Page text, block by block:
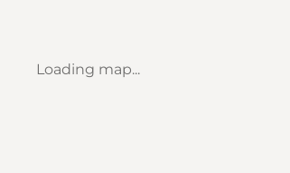
Loading map...